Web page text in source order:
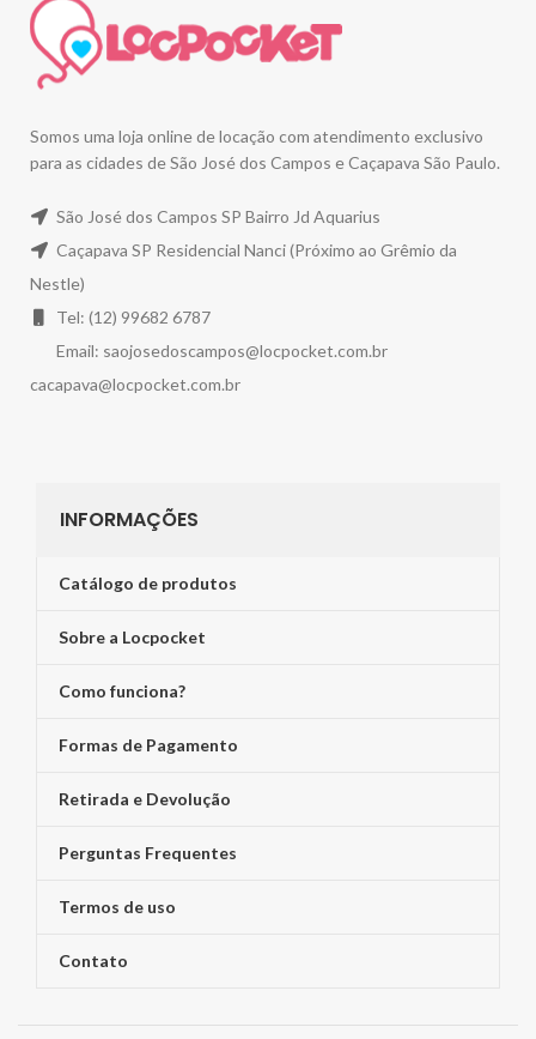
Somos uma loja online de locação com atendimento exclusivo
para as cidades de São José dos Campos e Caçapava São Paulo.
São José dos Campos SP Bairro Jd Aquarius
Caçapava SP Residencial Nanci (Próximo ao Grêmio da
Nestle)
Tel: (12) 99682 6787
Email: saojosedoscampos@locpocket.com.br
cacapava@locpocket.com.br
INFORMAÇÕES
Catálogo de produtos
Sobre a Locpocket
Como funciona?
Formas de Pagamento
Retirada e Devolução
Perguntas Frequentes
Termos de uso
Contato